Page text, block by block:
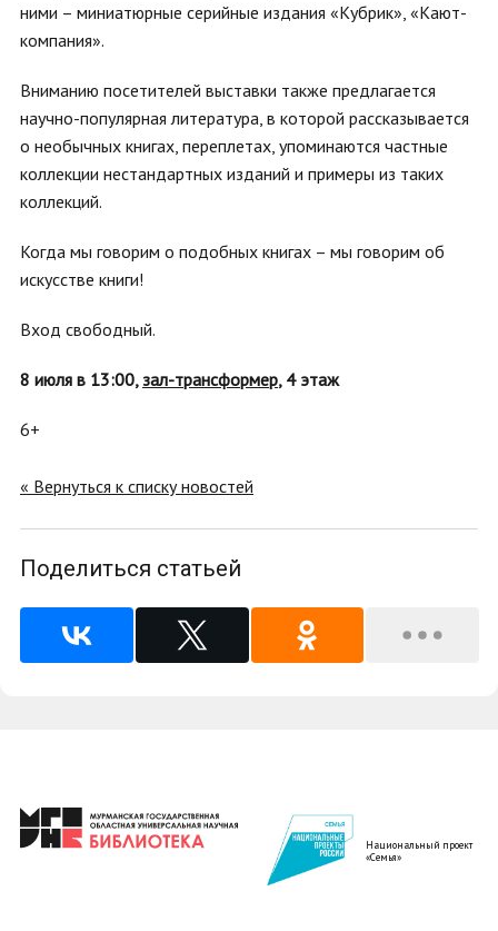
ними – миниатюрные серийные издания «Кубрик», «Кают-
компания».
Вниманию посетителей выставки также предлагается
научно-популярная литература, в которой рассказывается
о необычных книгах, переплетах, упоминаются частные
коллекции нестандартных изданий и примеры из таких
коллекций.
Когда мы говорим о подобных книгах – мы говорим об
искусстве книги!
Вход свободный.
8 июля в 13:00, зал-трансформер, 4 этаж
6+
« Вернуться к списку новостей
Поделиться статьей
Национальный проект
«Семья»